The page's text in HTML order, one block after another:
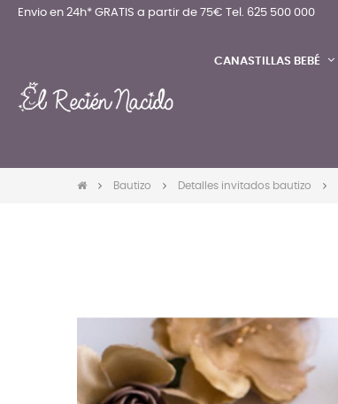
Envio en 24h* GRATIS a partir de 75€ Tel. 625 500 000
CANASTILLAS BEBÉ
Bautizo Detalles invitados bautizo